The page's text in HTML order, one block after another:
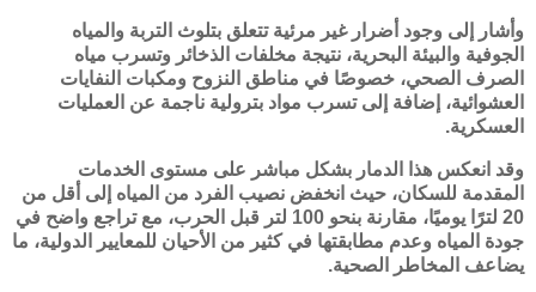
وأشار إلى وجود أضرار غير مرئية تتعلق بتلوث التربة والمياه
الجوفية والبيئة البحرية، نتيجة مخلفات الذخائر وتسرب مياه
الصرف الصحي، خصوصًا في مناطق النزوح ومكبات النفايات
العشوائية، إضافة إلى تسرب مواد بترولية ناجمة عن العمليات
العسكرية.
وقد انعكس هذا الدمار بشكل مباشر على مستوى الخدمات
المقدمة للسكان، حيث انخفض نصيب الفرد من المياه إلى أقل من
20 لترًا يوميًا، مقارنة بنحو 100 لتر قبل الحرب، مع تراجع واضح في
جودة المياه وعدم مطابقتها في كثير من الأحيان للمعايير الدولية، ما
يضاعف المخاطر الصحية.